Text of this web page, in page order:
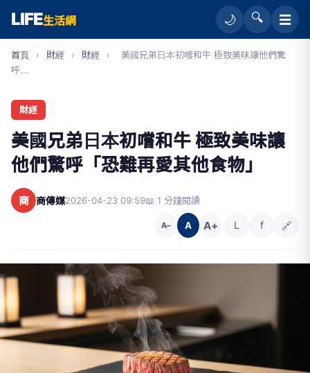
LIFE生活網 🌙 🔍 ☰
首頁 › 財經 › 財經 ›
美國兄弟日本初嚐和牛 極致美味讓他們驚
呼...
財經
美國兄弟日本初嚐和牛 極致美味讓
他們驚呼「恐難再愛其他食物」
商 商傳媒2026-04-23 09:59📖 1 分鐘閱讀
A− A A+ L f 🔗